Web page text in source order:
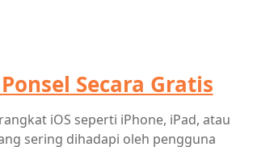
Secara Gratis
iOS seperti iPhone, iPad, atau
sering dihadapi oleh pengguna